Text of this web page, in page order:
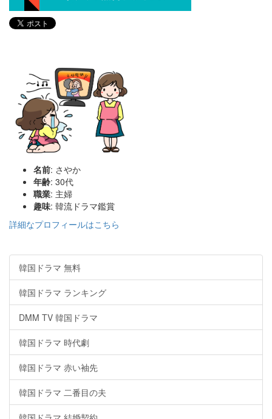
名前: さやか
年齢: 30代
職業: 主婦
趣味: 韓流ドラマ鑑賞
詳細なプロフィールはこちら
韓国ドラマ 無料
韓国ドラマ ランキング
DMM TV 韓国ドラマ
韓国ドラマ 時代劇
韓国ドラマ 赤い袖先
韓国ドラマ 二番目の夫